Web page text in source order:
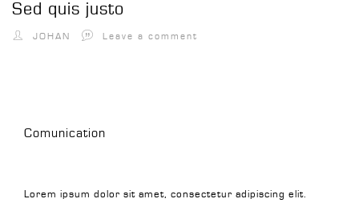
Sed quis justo
JOHAN Leave a comment
Comunication
Lorem ipsum dolor sit amet, consectetur adipiscing elit.